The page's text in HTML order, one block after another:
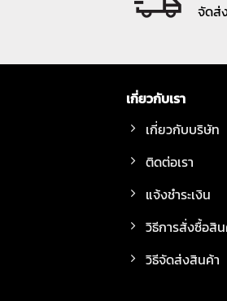
จัดส่
เกี่ยวกับเรา
เกี่ยวกับบริษัท
ติดต่อเรา
แจ้งชำระเงิน
วิธีการสั่งซื้อสิ
วิธีจัดส่งสินค้า